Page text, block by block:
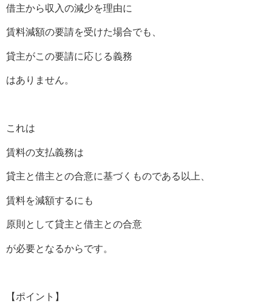
借主から収入の減少を理由に
賃料減額の要請を受けた場合でも、
貸主がこの要請に応じる義務
はありません。
これは
賃料の支払義務は
貸主と借主との合意に基づくものである以上、
賃料を減額するにも
原則として貸主と借主との合意
が必要となるからです。
【ポイント】